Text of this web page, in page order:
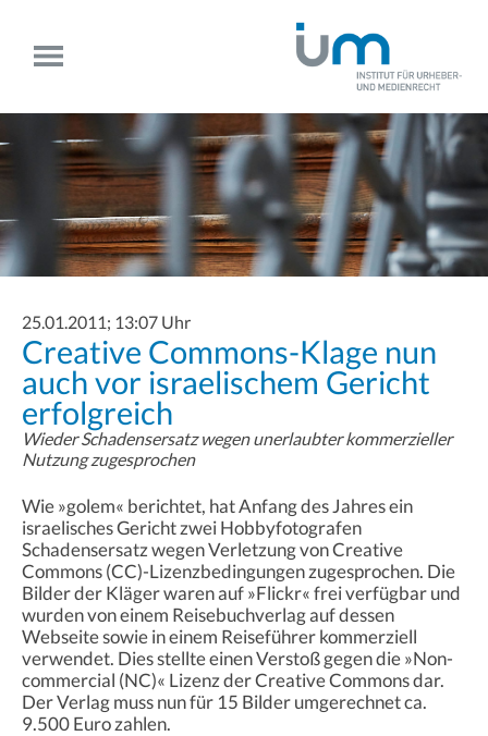
25.01.2011; 13:07 Uhr
Creative Commons-Klage nun
auch vor israelischem Gericht
erfolgreich
Wieder Schadensersatz wegen unerlaubter kommerzieller
Nutzung zugesprochen
Wie »golem« berichtet, hat Anfang des Jahres ein
israelisches Gericht zwei Hobbyfotografen
Schadensersatz wegen Verletzung von Creative
Commons (CC)-Lizenzbedingungen zugesprochen. Die
Bilder der Kläger waren auf »Flickr« frei verfügbar und
wurden von einem Reisebuchverlag auf dessen
Webseite sowie in einem Reiseführer kommerziell
verwendet. Dies stellte einen Verstoß gegen die »Non-
commercial (NC)« Lizenz der Creative Commons dar.
Der Verlag muss nun für 15 Bilder umgerechnet ca.
9.500 Euro zahlen.